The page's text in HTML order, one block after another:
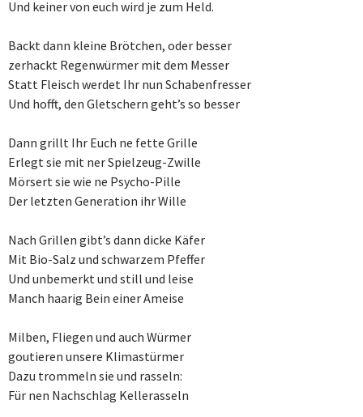
Und keiner von euch wird je zum Held.
Backt dann kleine Brötchen, oder besser
zerhackt Regenwürmer mit dem Messer
Statt Fleisch werdet Ihr nun Schabenfresser
Und hofft, den Gletschern geht’s so besser
Dann grillt Ihr Euch ne fette Grille
Erlegt sie mit ner Spielzeug-Zwille
Mörsert sie wie ne Psycho-Pille
Der letzten Generation ihr Wille
Nach Grillen gibt’s dann dicke Käfer
Mit Bio-Salz und schwarzem Pfeffer
Und unbemerkt und still und leise
Manch haarig Bein einer Ameise
Milben, Fliegen und auch Würmer
goutieren unsere Klimastürmer
Dazu trommeln sie und rasseln:
Für nen Nachschlag Kellerasseln